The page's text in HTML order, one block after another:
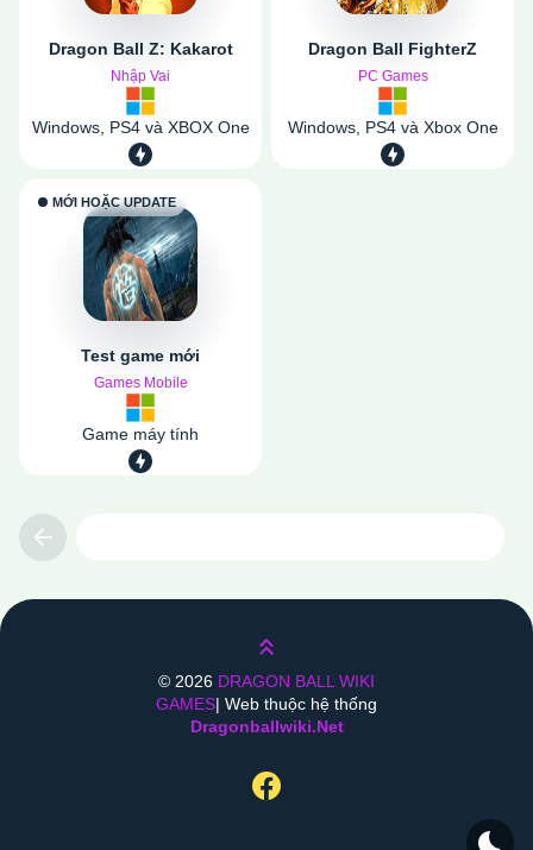
Dragon Ball Z: Kakarot
Nhập Vai
Windows, PS4 và XBOX One
Dragon Ball FighterZ
PC Games
Windows, PS4 và Xbox One
MỚI HOẶC UPDATE
Test game mới
Games Mobile
Game máy tính
Lên trên
© 2026 DRAGON BALL WIKI
GAMES| Web thuộc hệ thống
Dragonballwiki.net